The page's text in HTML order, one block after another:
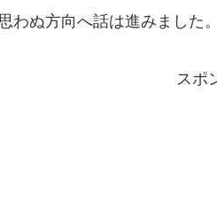
わぬ方向へ話は進みました。
スポ